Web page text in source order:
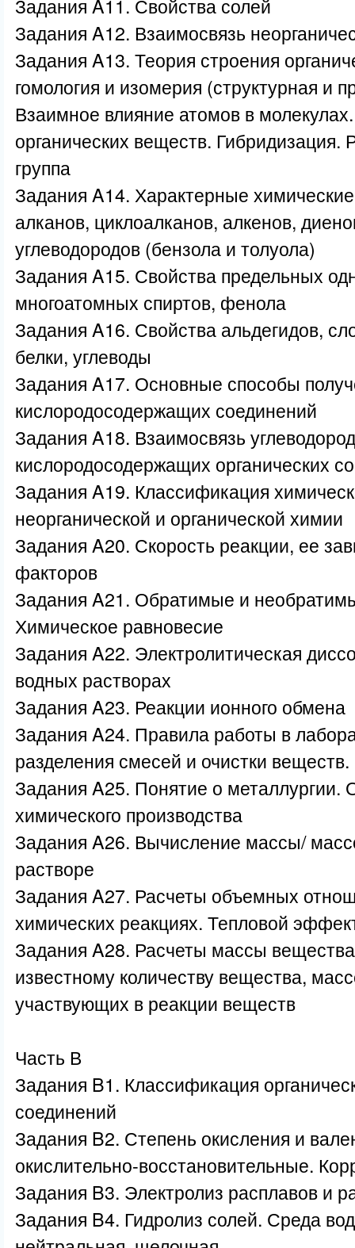
Задания A11. Свойства солей
Задания A12. Взаимосвязь
Задания A13. Теория строения
гомология и изомерия (структурная и
Взаимное влияние атомов в
органических веществ. Гибридизация.
группа
Задания A14. Характерные
алканов, циклоалканов, алкенов,
углеводородов (бензола и толуола)
Задания A15. Свойства предельных
многоатомных спиртов, фенола
Задания A16. Свойства альдегидов,
белки, углеводы
Задания A17. Основные способы
кислородосодержащих соединений
Задания A18. Взаимосвязь
кислородосодержащих органических
Задания A19. Классификация
неорганической и органической химии
Задания A20. Скорость реакции, ее
факторов
Задания A21. Обратимые и
Химическое равновесие
Задания A22. Электролитическая
водных растворах
Задания A23. Реакции ионного обмена
Задания A24. Правила работы в
разделения смесей и очистки
Задания A25. Понятие о
химического производства
Задания A26. Вычисление массы/
растворе
Задания A27. Расчеты объемных
химических реакциях. Тепловой
Задания A28. Расчеты массы
известному количеству вещества,
участвующих в реакции веществ
Часть В
Задания B1. Классификация
соединений
Задания B2. Степень окисления и
окислительно-восстановительные.
Задания B3. Электролиз расплавов и
Задания B4. Гидролиз солей. Среда